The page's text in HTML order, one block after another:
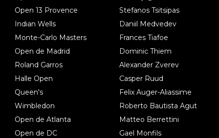
Open 13 Provence
Indian Wells
Monte-Carlo Masters
Open de Madrid
Roland Garros
Halle Open
Queen's
Wimbledon
Open de Atlanta
Open de DC
Stefanos Tsitsipas
Daniil Medvedev
Frances Tiafoe
Dominic Thiem
Alexander Zverev
Casper Ruud
Felix Auger-Aliassime
Roberto Bautista Agut
Matteo Berrettini
Gael Monfils